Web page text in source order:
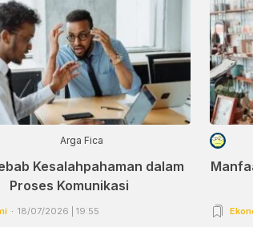
Arga Fica
Kesalahpahaman dalam
Proses Komunikasi
18/07/2026 | 19:55